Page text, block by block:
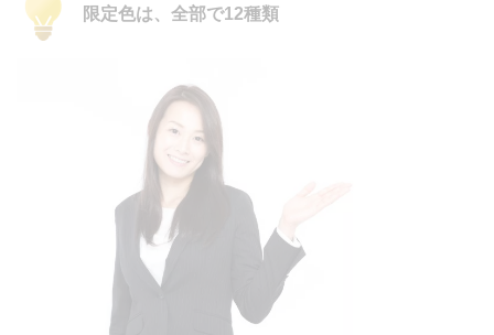
限定色は、全部で12種類